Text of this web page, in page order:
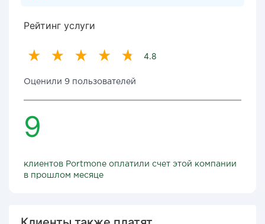
Рейтинг услуги
4.8
Оценили 9 пользователей
9
клиентов Portmone оплатили счет этой компании
в прошлом месяце